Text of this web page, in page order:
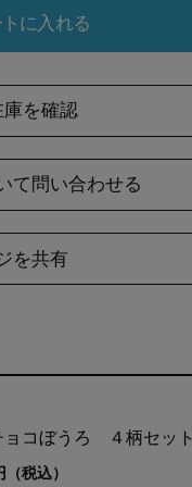
に入れる
ョコぼうろ ４柄セット
税込）
て問い合わせる
を共有
庫を確認